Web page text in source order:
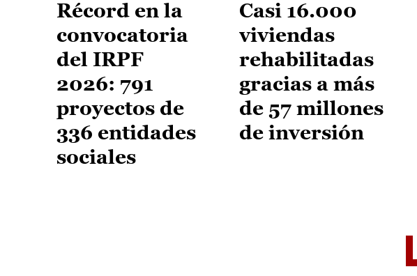
Récord en la
convocatoria
del IRPF
2026: 791
proyectos de
336 entidades
sociales
Casi 16.000
viviendas
rehabilitadas
gracias a más
de 57 millones
de inversión